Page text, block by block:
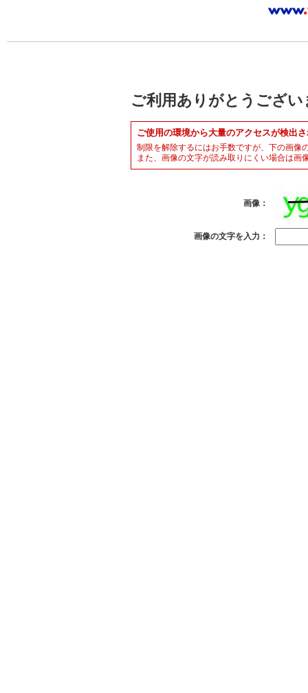
ご利用ありがとうござい
ご使用の環境から大量のアクセスが検出
制限を解除するにはお手数ですが、下の画像
また、画像の文字が読み取りにくい場合は画
画像：
画像の文字を入力：